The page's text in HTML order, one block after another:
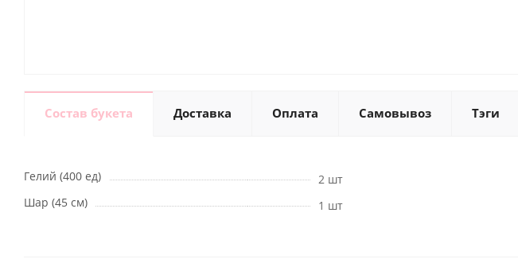
Состав букета Доставка Оплата Самовывоз Тэги
Гелий (400 ед)
2 шт
Шар (45 см)
1 шт